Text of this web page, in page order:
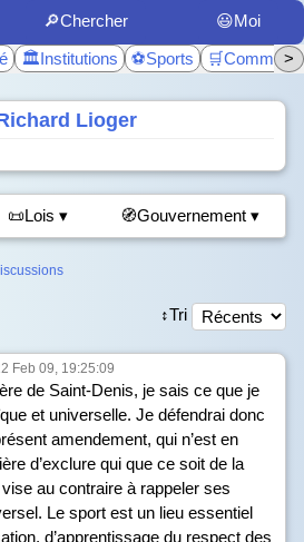
🔎Chercher
😃Moi
🏛️Institutions ⚽Sports >
Lioger
📜Lois ▾ 🧭Gouvernement ▾
↕️Tri
Feb 09, 19:25:09
de Saint-Denis, je sais ce que je
et universelle. Je défendrai donc
amendement, qui n’est en
d’exclure qui que ce soit de la
au contraire à rappeler ses
Le sport est un lieu essentiel
d’apprentissage du respect des